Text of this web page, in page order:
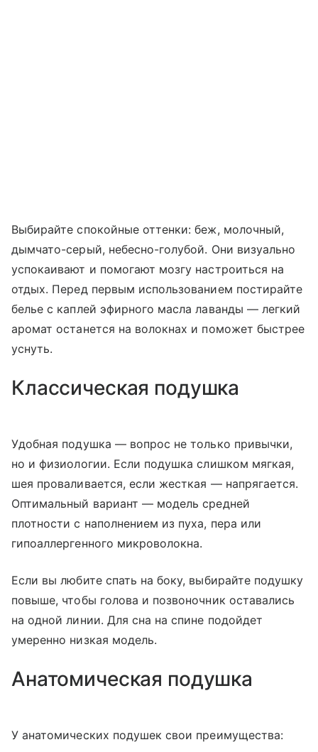
Выбирайте спокойные оттенки: беж, молочный,
дымчато-серый, небесно-голубой. Они визуально
успокаивают и помогают мозгу настроиться на
отдых. Перед первым использованием постирайте
белье с каплей эфирного масла лаванды — легкий
аромат останется на волокнах и поможет быстрее
уснуть.
Классическая подушка
Удобная подушка — вопрос не только привычки,
но и физиологии. Если подушка слишком мягкая,
шея проваливается, если жесткая — напрягается.
Оптимальный вариант — модель средней
плотности с наполнением из пуха, пера или
гипоаллергенного микроволокна.
Если вы любите спать на боку, выбирайте подушку
повыше, чтобы голова и позвоночник оставались
на одной линии. Для сна на спине подойдет
умеренно низкая модель.
Анатомическая подушка
У анатомических подушек свои преимущества: